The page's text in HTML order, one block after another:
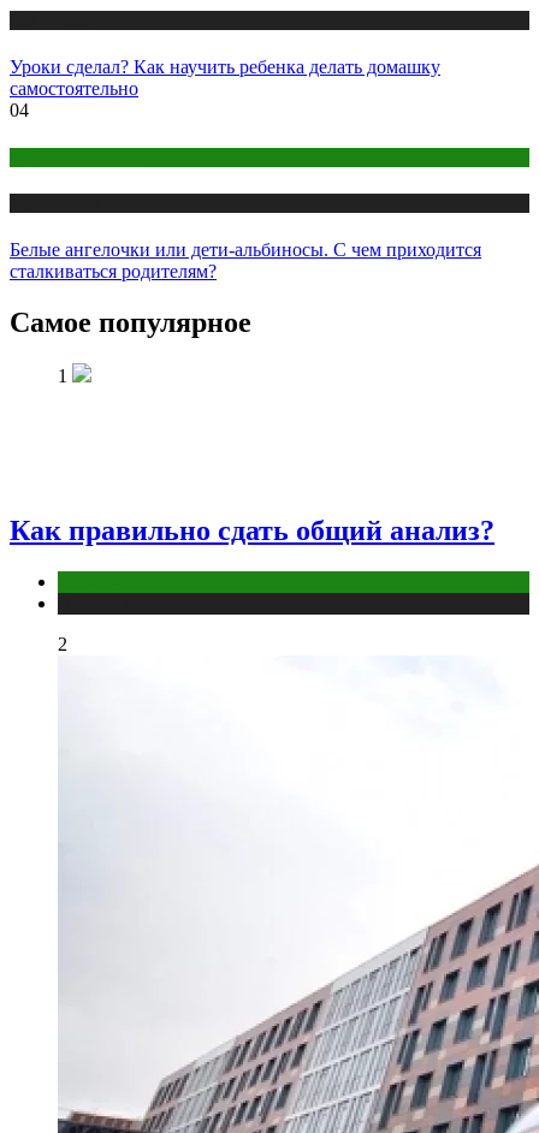
Уроки сделал? Как научить ребенка делать домашку
самостоятельно
04
Белые ангелочки или дети-альбиносы. С чем приходится
сталкиваться родителям?
Самое популярное
1
Как правильно сдать общий анализ?
2